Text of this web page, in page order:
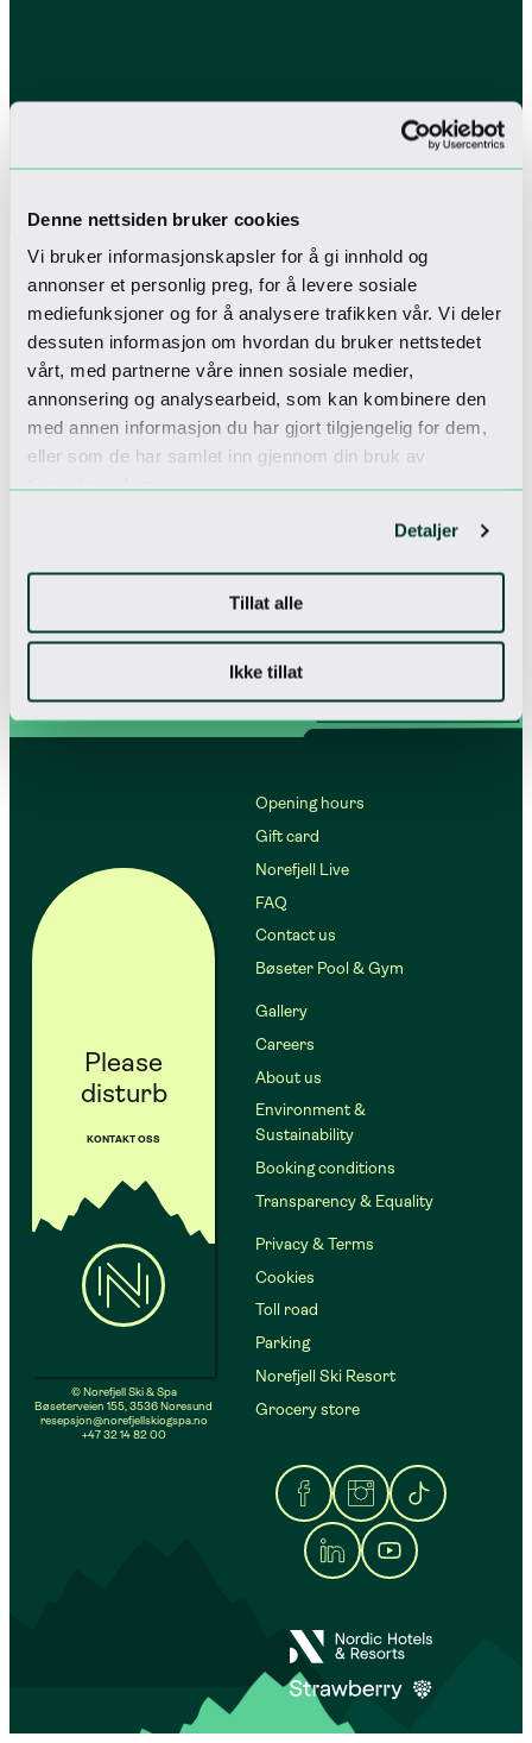
Denne nettsiden bruker cookies
Vi bruker informasjonskapsler for å gi innhold og
annonser et personlig preg, for å levere sosiale
mediefunksjoner og for å analysere trafikken vår. Vi deler
dessuten informasjon om hvordan du bruker nettstedet
vårt, med partnerne våre innen sosiale medier,
annonsering og analysearbeid, som kan kombinere den
med annen informasjon du har gjort tilgjengelig for dem,
eller som de har samlet inn gjennom din bruk av
tjenestene deres.
Detaljer
Tillat alle
Ikke tillat
Check in to
Our newsletter
Get unique offers
Please
disturb
KONTAKT OSS
© Norefjell Ski & Spa
Bøseterveien 155, 3536 Noresund
resepsjon@norefjellskiogspa.no
+47 32 14 82 00
Opening hours
Gift card
Norefjell Live
FAQ
Contact us
Bøseter Pool & Gym
Gallery
Careers
About us
Environment &
Sustainability
Booking conditions
Transparency & Equality
Privacy & Terms
Cookies
Toll road
Parking
Norefjell Ski Resort
Grocery store